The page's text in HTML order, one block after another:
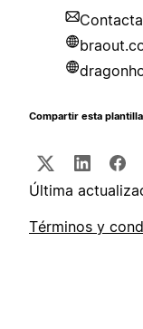
Compartir esta plantilla
Última
Términos y